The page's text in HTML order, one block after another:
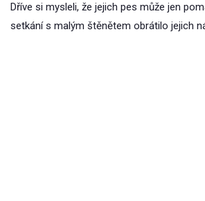
Dříve si mysleli, že jejich pes může jen
setkání s malým štěnětem obrátilo jejich